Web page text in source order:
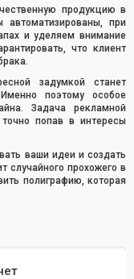
продукцию в
при
и уделяем внимание
что клиент
задумкой станет
поэтому особое
Задача рекламной
попав в интересы
ваши идеи и создать
случайного прохожего в
полиграфию, которая